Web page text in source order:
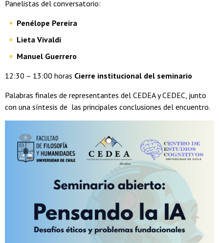
Panelistas del conversatorio:
Penélope Pereira
Lieta Vivaldi
Manuel Guerrero
12:30 – 13:00 horas Cierre institucional del seminario
Palabras finales de representantes del CEDEA y CEDEC, junto
con una síntesis de las principales conclusiones del encuentro.